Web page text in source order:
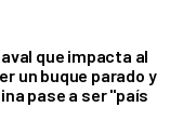
que impacta al
un buque parado y
pase a ser "país